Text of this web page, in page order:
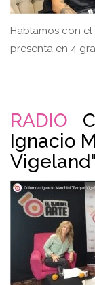
Hablamos con
presenta en 4
RADIO
Ignacio
Vigeland"